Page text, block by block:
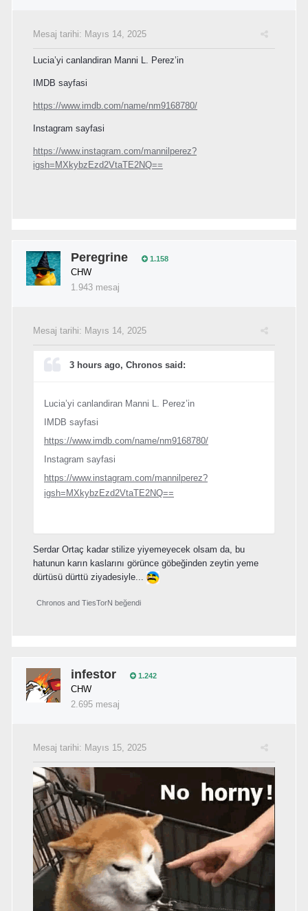
Mesaj tarihi: Mayıs 14, 2025
Lucia’yi canlandiran Manni L. Perez’in
IMDB sayfasi
https://www.imdb.com/name/nm9168780/
Instagram sayfasi
https://www.instagram.com/mannilperez?
igsh=MXkybzEzd2VtaTE2NQ==
Peregrine 1.158
CHW
1.943 mesaj
Mesaj tarihi: Mayıs 14, 2025
3 hours ago, Chronos said:
Lucia’yi canlandiran Manni L. Perez’in
IMDB sayfasi
https://www.imdb.com/name/nm9168780/
Instagram sayfasi
https://www.instagram.com/mannilperez?
igsh=MXkybzEzd2VtaTE2NQ==
Serdar Ortaç kadar stilize yiyemeyecek olsam da, bu
hatunun karın kaslarını görünce göbeğinden zeytin yeme
dürtüsü dürttü ziyadesiyle...
Chronos and TiesTorN beğendi
infestor 1.242
CHW
2.695 mesaj
Mesaj tarihi: Mayıs 15, 2025